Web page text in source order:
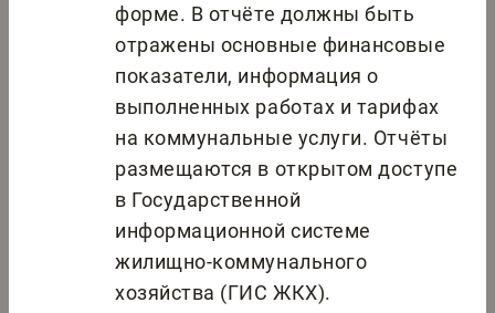
форме. В отчёте должны быть
отражены основные финансовые
показатели, информация о
выполненных работах и тарифах
на коммунальные услуги. Отчёты
размещаются в открытом доступе
в Государственной
информационной системе
жилищно-коммунального
хозяйства (ГИС ЖКХ).